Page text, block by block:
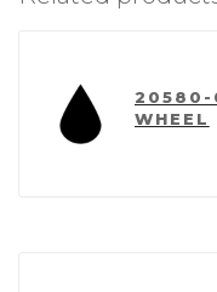
20580-
WHEEL